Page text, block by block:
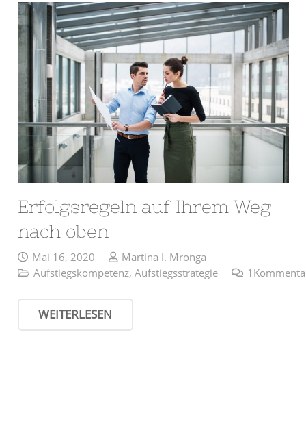
Erfolgsregeln auf Ihrem Weg
nach oben
Mai 16, 2020
Martina I. Mronga
Aufstiegskompetenz, Aufstiegsstrategie 1
WEITERLESEN